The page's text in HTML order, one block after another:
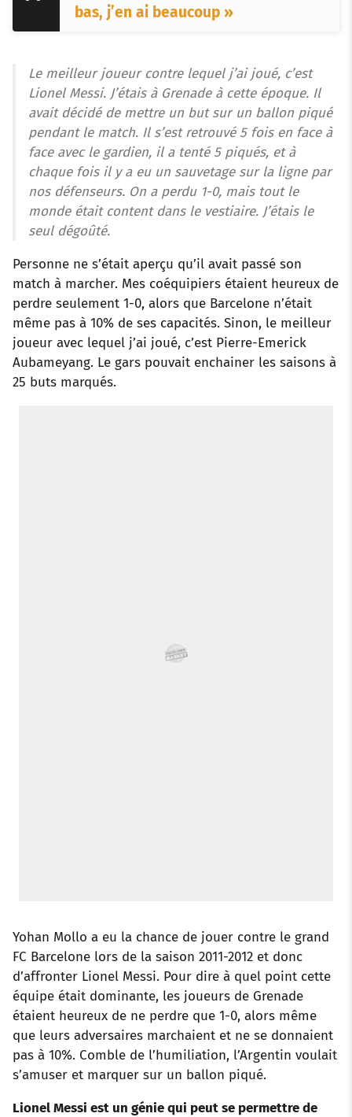
bas, j’en ai beaucoup »
Le meilleur joueur contre lequel j’ai joué, c’est
Lionel Messi. J’étais à Grenade à cette époque. Il
avait décidé de mettre un but sur un ballon piqué
pendant le match. Il s’est retrouvé 5 fois en face à
face avec le gardien, il a tenté 5 piqués, et à
chaque fois il y a eu un sauvetage sur la ligne par
nos défenseurs. On a perdu 1-0, mais tout le
monde était content dans le vestiaire. J’étais le
seul dégoûté.
Personne ne s’était aperçu qu’il avait passé son
match à marcher. Mes coéquipiers étaient heureux de
perdre seulement 1-0, alors que Barcelone n’était
même pas à 10% de ses capacités. Sinon, le meilleur
joueur avec lequel j’ai joué, c’est Pierre-Emerick
Aubameyang. Le gars pouvait enchainer les saisons à
25 buts marqués.
Yohan Mollo a eu la chance de jouer contre le grand
FC Barcelone lors de la saison 2011-2012 et donc
d’affronter Lionel Messi. Pour dire à quel point cette
équipe était dominante, les joueurs de Grenade
étaient heureux de ne perdre que 1-0, alors même
que leurs adversaires marchaient et ne se donnaient
pas à 10%. Comble de l’humiliation, l’Argentin voulait
s’amuser et marquer sur un ballon piqué.
Lionel Messi est un génie qui peut se permettre de